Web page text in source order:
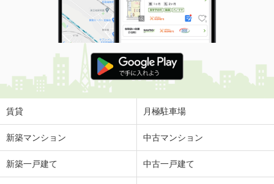
賃貸 月極駐車場
新築マンション 中古マンション
新築一戸建て 中古一戸建て